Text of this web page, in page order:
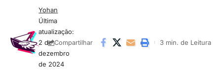
Última
atualização:
2 de
dezembro
de 2024
Yohan
Compartilhar 3 min. de Leitura